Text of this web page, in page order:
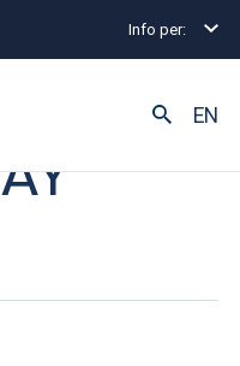
Info per:
EN
2026